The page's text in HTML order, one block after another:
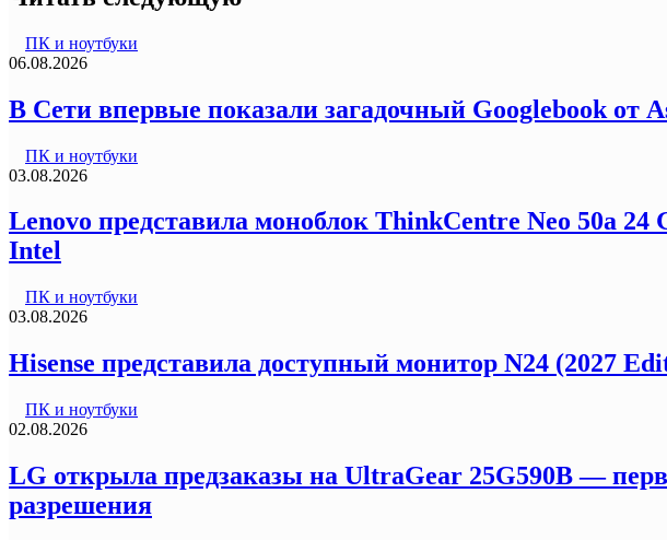
ПК и ноутбуки
06.08.2026
В Сети впервые показали загадочный Googlebook от
ПК и ноутбуки
03.08.2026
Lenovo представила моноблок ThinkCentre Neo 50a
Intel
ПК и ноутбуки
03.08.2026
Hisense представила доступный монитор N24 (2027
ПК и ноутбуки
02.08.2026
LG открыла предзаказы на UltraGear 25G590B —
разрешения